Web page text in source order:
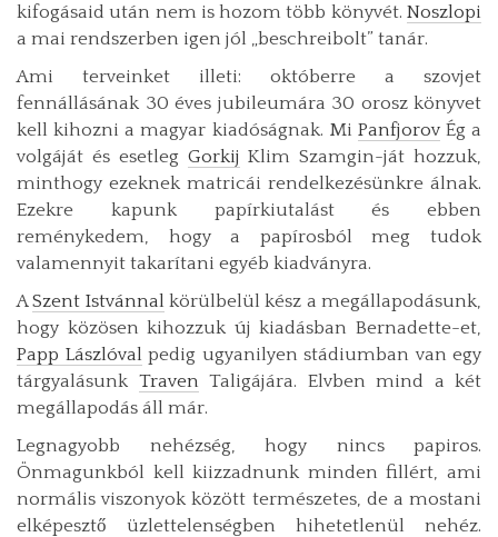
kifogásaid után nem is hozom több könyvét. Noszlopi
a mai rendszerben igen jól „beschreibolt” tanár.
Ami terveinket illeti: októberre a szovjet
fennállásának 30 éves jubileumára 30 orosz könyvet
kell kihozni a magyar kiadóságnak. Mi PanfjorovÉg a
volgáját és esetleg Gorkij Klim Szamgin-ját hozzuk,
minthogy ezeknek matricái rendelkezésünkre álnak.
Ezekre kapunk papírkiutalást és ebben
reménykedem, hogy a papírosból meg tudok
valamennyit takarítani egyéb kiadványra.
ASzent Istvánnal körülbelül kész a megállapodásunk,
hogy közösen kihozzuk új kiadásban Bernadette-et,
Papp Lászlóval pedig ugyanilyen stádiumban van egy
tárgyalásunk Traven Taligájára. Elvben mind a két
megállapodás áll már.
Legnagyobb nehézség, hogy nincs papiros.
Önmagunkból kell kiizzadnunk minden fillért, ami
normális viszonyok között természetes, de a mostani
elképesztő üzlettelenségben hihetetlenül nehéz.